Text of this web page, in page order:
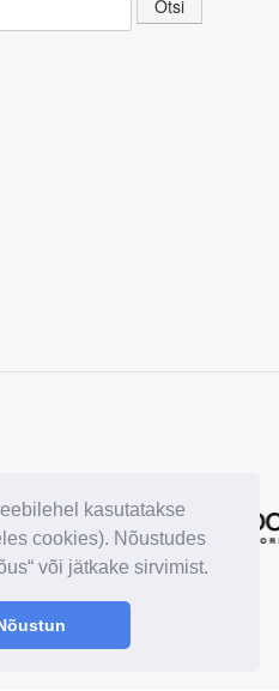
kasutatakse
cookies). Nõustudes
või jätkake sirvimist.